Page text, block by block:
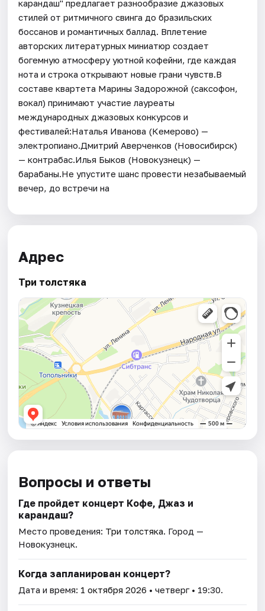
карандаш" предлагает разнообразие джазовых
стилей от ритмичного свинга до бразильских
боссанов и романтичных баллад. Вплетение
авторских литературных миниатюр создает
богемную атмосферу уютной кофейни, где каждая
нота и строка открывают новые грани чувств.В
составе квартета Марины Задорожной (саксофон,
вокал) принимают участие лауреаты
международных джазовых конкурсов и
фестивалей:Наталья Иванова (Кемерово) —
электропиано.Дмитрий Аверченков (Новосибирск)
— контрабас.Илья Быков (Новокузнецк) —
барабаны.Не упустите шанс провести незабываемый
вечер, до встречи на
Адрес
Три толстяка
Вопросы и ответы
Где пройдет концерт Кофе, Джаз и
карандаш?
Место проведения: Три толстяка. Город —
Новокузнецк.
Когда запланирован концерт?
Дата и время: 1 октября 2026 • четверг • 19:30.